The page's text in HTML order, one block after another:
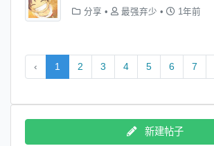
分享 • 最强弃少 • 1年前
‹ 1 2 3 4 5 6 7
新建帖子